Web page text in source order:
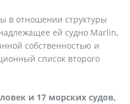
в отношении структуры
ей судно Marlin,
собственностью и
список второго
и 17 морских судов,